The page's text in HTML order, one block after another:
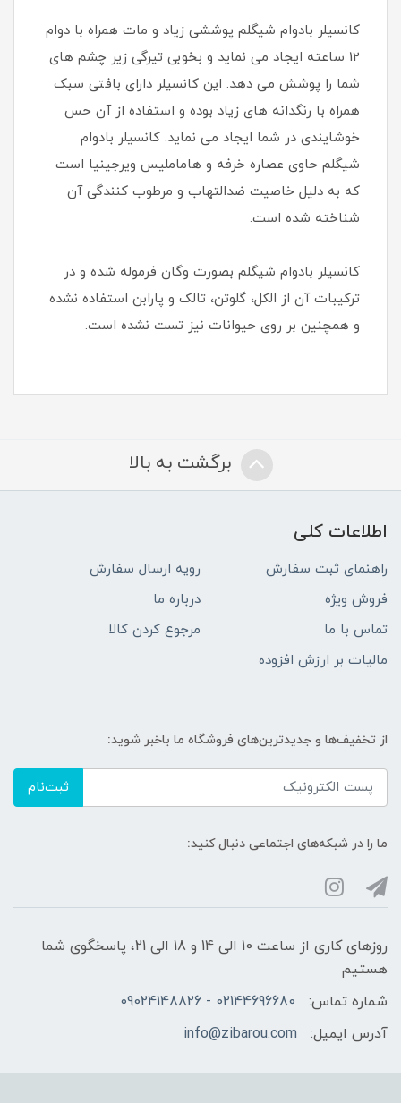
کانسیلر بادوام شیگلم پوششی زیاد و مات همراه با دوام
12 ساعته ایجاد می نماید و بخوبی تیرگی زیر چشم های
شما را پوشش می دهد. این کانسیلر دارای بافتی سبک
همراه با رنگدانه های زیاد بوده و استفاده از آن حس
خوشایندی در شما ایجاد می نماید. کانسیلر بادوام
شیگلم حاوی عصاره خرفه و هاماملیس ویرجینیا است
که به دلیل خاصیت ضدالتهاب و مرطوب کنندگی آن
شناخته شده است.
کانسیلر بادوام شیگلم بصورت وگان فرموله شده و در
ترکیبات آن از الکل، گلوتن، تالک و پارابن استفاده نشده
و همچنین بر روی حیوانات نیز تست نشده است.
برگشت به بالا
اطلاعات کلی
راهنمای ثبت سفارش
رویه ارسال سفارش
فروش ویژه
درباره ما
تماس با ما
مرجوع کردن کالا
مالیات بر ارزش افزوده
از تخفیف‌ها و جدیدترین‌های فروشگاه ما باخبر شوید:
ثبت‌نام
ما را در شبکه‌های اجتماعی دنبال کنید:
روزهای کاری از ساعت 10 الی 14 و 18 الی 21، پاسخگوی شما
هستیم
شماره تماس:
02144696680 - 09024148826
آدرس ایمیل:
info@zibarou.com